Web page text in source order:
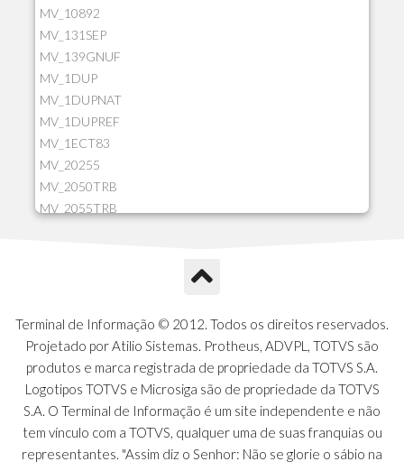
MV_10892
MV_131SEP
MV_139GNUF
MV_1DUP
MV_1DUPNAT
MV_1DUPREF
MV_1ECT83
MV_20255
MV_2050TRB
MV_2055TRB
MV_2GNOINC
MV_320SLD
MV_325PMDA
MV_330ATCM
MV_340LOCK
MV_3DUPREF
MV_5CLIFOR
Terminal de Informação © 2012. Todos os direitos reservados.
Projetado por Atilio Sistemas. Protheus, ADVPL, TOTVS são
produtos e marca registrada de propriedade da TOTVS S.A.
Logotipos TOTVS e Microsiga são de propriedade da TOTVS
S.A. O Terminal de Informação é um site independente e não
tem vínculo com a TOTVS, qualquer uma de suas franquias ou
representantes. "Assim diz o Senhor: Não se glorie o sábio na